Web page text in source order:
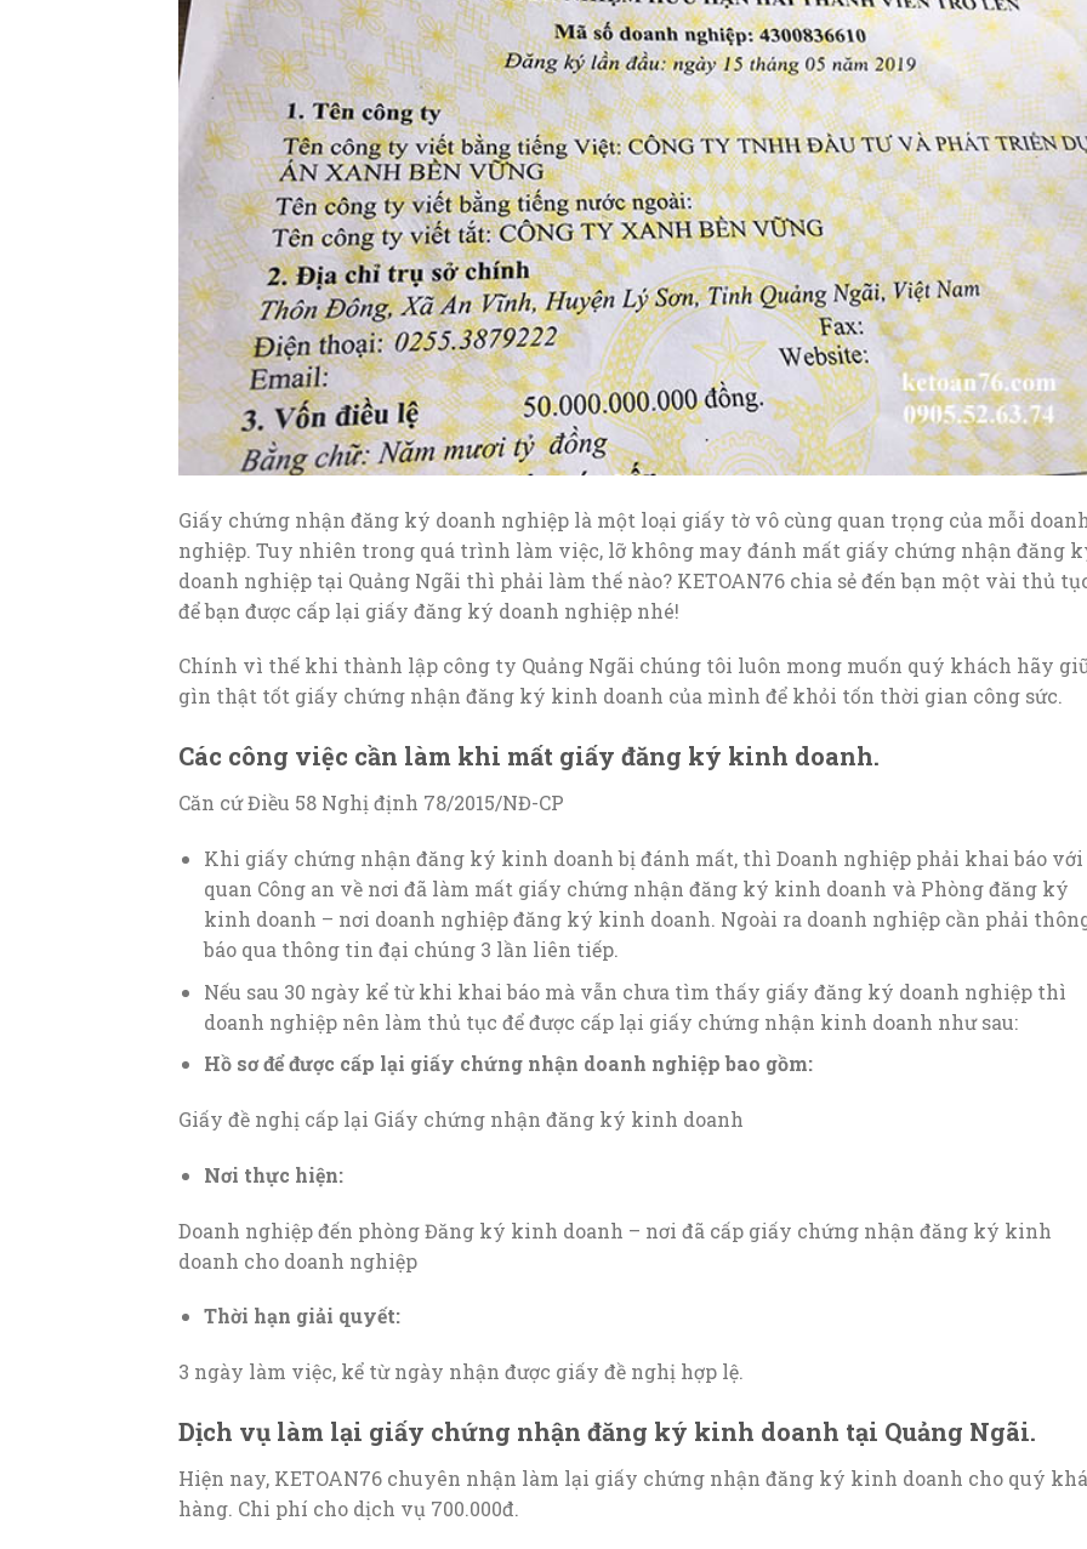
Giấy chứng nhận đăng ký doanh nghiệp là một loại giấy tờ vô cùng quan trọng của mỗi doanh
nghiệp. Tuy nhiên trong quá trình làm việc, lỡ không may đánh mất giấy chứng nhận đăng
doanh nghiệp tại Quảng Ngãi thì phải làm thế nào? KETOAN76 chia sẻ đến bạn một vài thủ
để bạn được cấp lại giấy đăng ký doanh nghiệp nhé!
Chính vì thế khi thành lập công ty Quảng Ngãi chúng tôi luôn mong muốn quý khách hãy
gìn thật tốt giấy chứng nhận đăng ký kinh doanh của mình để khỏi tốn thời gian công sức.
Các công việc cần làm khi mất giấy đăng ký kinh doanh.
Căn cứ Điều 58 Nghị định 78/2015/NĐ-CP
Khi giấy chứng nhận đăng ký kinh doanh bị đánh mất, thì Doanh nghiệp phải khai báo với
quan Công an về nơi đã làm mất giấy chứng nhận đăng ký kinh doanh và Phòng đăng ký
kinh doanh – nơi doanh nghiệp đăng ký kinh doanh. Ngoài ra doanh nghiệp cần phải
báo qua thông tin đại chúng 3 lần liên tiếp.
Nếu sau 30 ngày kể từ khi khai báo mà vẫn chưa tìm thấy giấy đăng ký doanh nghiệp thì
doanh nghiệp nên làm thủ tục để được cấp lại giấy chứng nhận kinh doanh như sau:
Hồ sơ để được cấp lại giấy chứng nhận doanh nghiệp bao gồm:
Giấy đề nghị cấp lại Giấy chứng nhận đăng ký kinh doanh
Nơi thực hiện:
Doanh nghiệp đến phòng Đăng ký kinh doanh – nơi đã cấp giấy chứng nhận đăng ký kinh
doanh cho doanh nghiệp
Thời hạn giải quyết:
3 ngày làm việc, kể từ ngày nhận được giấy đề nghị hợp lệ.
Dịch vụ làm lại giấy chứng nhận đăng ký kinh doanh tại Quảng Ngãi.
Hiện nay, KETOAN76 chuyên nhận làm lại giấy chứng nhận đăng ký kinh doanh cho quý
hàng. Chi phí cho dịch vụ 700.000đ.